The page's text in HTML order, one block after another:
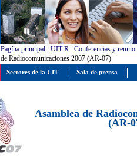
Pagína principal : UIT-R : Conferencias y
de Radiocomunicaciones 2007 (AR-07)
Asamblea de
(AR-
Sectores de la UIT Sala de prensa